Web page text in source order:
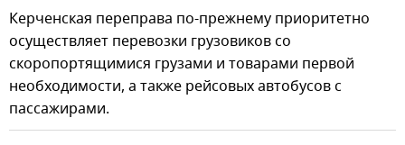
Керченская переправа по-прежнему приоритетно
осуществляет перевозки грузовиков со
скоропортящимися грузами и товарами первой
необходимости, а также рейсовых автобусов с
пассажирами.